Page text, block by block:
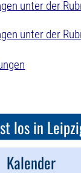
los in
Kalender